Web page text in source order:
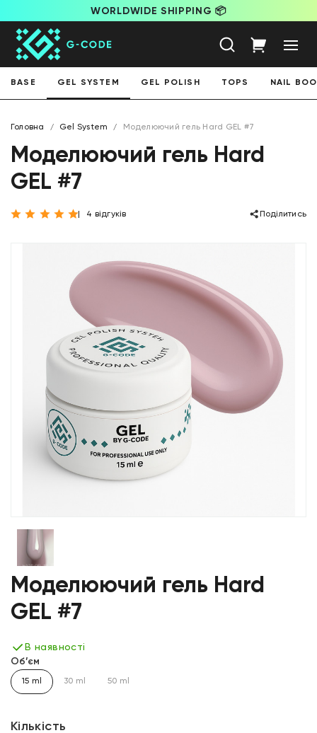
WORLDWIDE SHIPPING 📦
BASE GEL SYSTEM GEL POLISH TOPS NAIL
Головна Gel System Моделюючий гель Hard GEL #7
Моделюючий гель Hard
GEL #7
4 відгуків Поділитись
Моделюючий гель Hard
GEL #7
В наявності
Об’єм
15 ml 30 ml 50 ml
Кількість